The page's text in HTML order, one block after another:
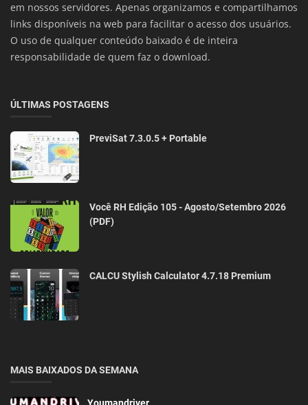
em nossos servidores. Apenas organizamos e compartilhamos
links disponíveis na web para facilitar o acesso dos usuários.
O uso de qualquer conteúdo baixado é de inteira
responsabilidade de quem faz o download.
ÚLTIMAS POSTAGENS
PreviSat 7.3.0.5 + Portable
Você RH Edição 105 - Agosto/Setembro 2026
(PDF)
CALCU Stylish Calculator 4.7.18 Premium
MAIS BAIXADOS DA SEMANA